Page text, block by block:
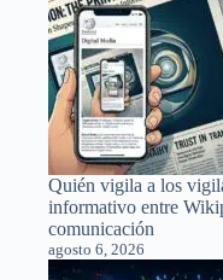
Quién vigila a los
informativo entre
comunicación
agosto 6, 2026